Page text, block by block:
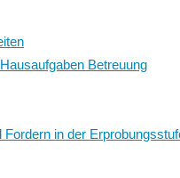
Betreuung
Fordern in der